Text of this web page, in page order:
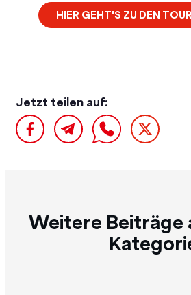
HIER GEHT'S ZU DEN
Jetzt teilen auf:
Weitere Beiträge